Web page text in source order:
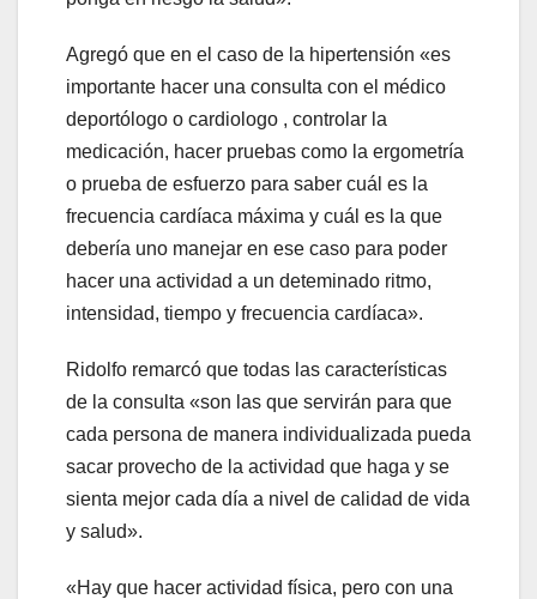
Agregó que en el caso de la hipertensión «es
importante hacer una consulta con el médico
deportólogo o cardiologo , controlar la
medicación, hacer pruebas como la ergometría
o prueba de esfuerzo para saber cuál es la
frecuencia cardíaca máxima y cuál es la que
debería uno manejar en ese caso para poder
hacer una actividad a un deteminado ritmo,
intensidad, tiempo y frecuencia cardíaca».
Ridolfo remarcó que todas las características
de la consulta «son las que servirán para que
cada persona de manera individualizada pueda
sacar provecho de la actividad que haga y se
sienta mejor cada día a nivel de calidad de vida
y salud».
«Hay que hacer actividad física, pero con una